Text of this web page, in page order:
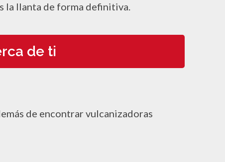
la llanta de forma definitiva.
de ti
de encontrar vulcanizadoras